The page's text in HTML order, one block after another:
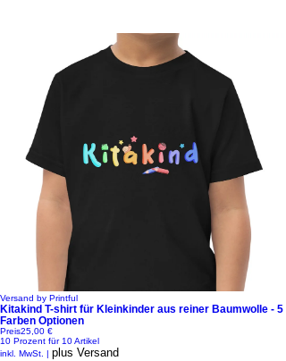
Versand by Printful
Kitakind T-shirt für Kleinkinder aus reiner Baumwolle - 5
Farben Optionen
Preis25,00 €
10 Prozent für 10 Artikel
inkl. MwSt. | plus Versand